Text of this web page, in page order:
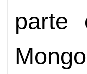
parte